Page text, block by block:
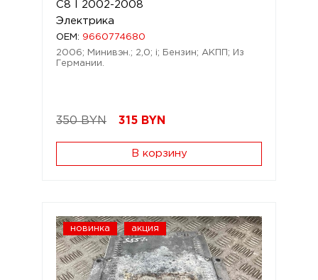
C8 I 2002-2008
Электрика
OEM: 9660774680
2006; Минивэн.; 2,0; i; Бензин; АКПП; Из
Германии.
350 BYN 315 BYN
В корзину
новинка акция